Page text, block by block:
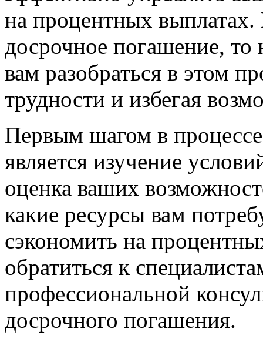
на процентных
досрочное погашение,
вам разобраться в этом
трудности и избегая
Первым шагом в
является изучение
оценка ваших
какие ресурсы вам
сэкономить на
обратиться к
профессиональной
досрочного погашения.